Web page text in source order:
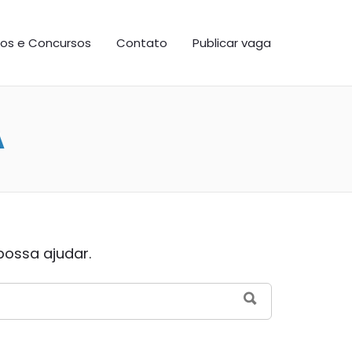
e Concursos Contato Publicar vaga
ajudar.